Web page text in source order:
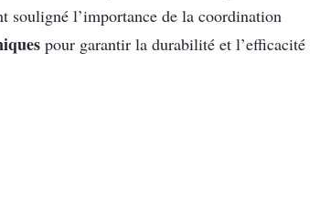
souligné l’importance de la coordination
pour garantir la durabilité et l’efficacité